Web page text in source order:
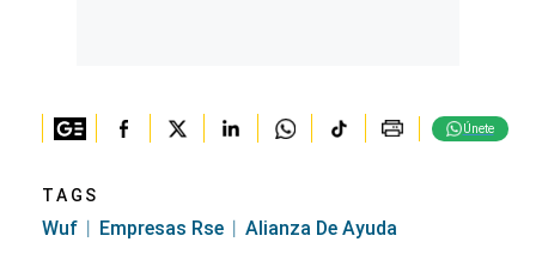
Únete
TAGS
Wuf Empresas Rse Alianza De Ayuda